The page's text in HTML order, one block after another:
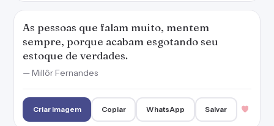
As pessoas que falam muito, mentem
sempre, porque acabam esgotando seu
estoque de verdades.
— Millôr Fernandes
Criar imagem Copiar WhatsApp Salvar